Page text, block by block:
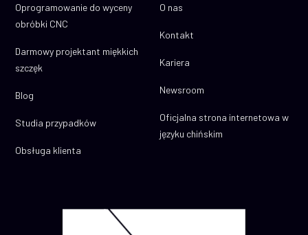
Oprogramowanie do wyceny
obróbki CNC
Darmowy projektant miękkich
szczęk
Blog
Studia przypadków
Obsługa klienta
O nas
Kontakt
Kariera
Newsroom
Oficjalna strona internetowa w
języku chińskim